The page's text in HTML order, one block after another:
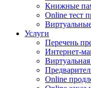
Книжные
Online тест
Услуги
Перечень
Интернет-
Online